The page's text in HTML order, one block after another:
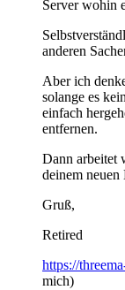
Server wohin
anderen
Aber ich
solange es
einfach
entfernen.
Dann arbeitet
deinem
Gruß,
Retired
https://
mich)